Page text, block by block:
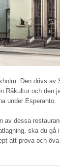
Den drivs
Råkultur och den
under Esperanto.
av dessa
ska du gå
att prova och